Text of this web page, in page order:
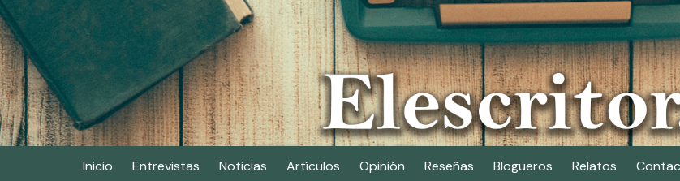
Skip
to
content
Elescritor.es
El periódico digital de los escritores
Inicio Entrevistas Noticias Artículos Opinión Reseñas Blogueros Relatos